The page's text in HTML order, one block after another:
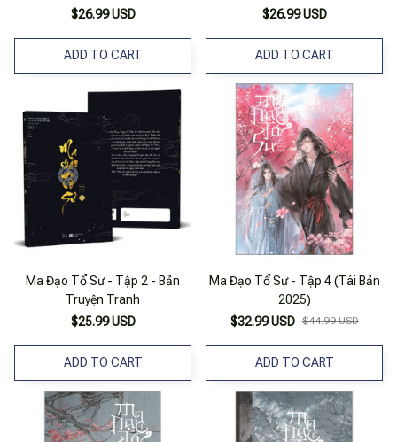
Bo Góc Ngẫu Nhiên
$26.99 USD
ADD TO CART
Bo Góc Ngẫu Nhiên 1 Trong 4
$26.99 USD
ADD TO CART
Ma Đạo Tổ Sư - Tập 2 - Bản
Truyện Tranh
$25.99 USD
ADD TO CART
Ma Đạo Tổ Sư - Tập 4 (Tái Bản
2025)
$32.99 USD $44.99 USD
ADD TO CART